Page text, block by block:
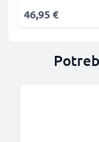
46,95 €